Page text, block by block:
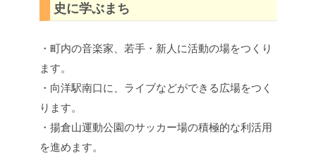
史に学ぶまち
・町内の音楽家、若手・新人に活動の場をつくり
ます。
・向洋駅南口に、ライブなどができる広場をつく
ります。
・揚倉山運動公園のサッカー場の積極的な利活用
を進めます。